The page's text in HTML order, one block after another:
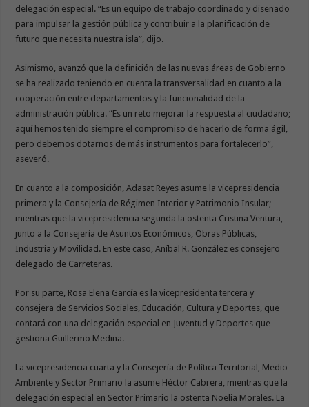
delegación especial. “Es un equipo de trabajo coordinado y diseñado
para impulsar la gestión pública y contribuir a la planificación de
futuro que necesita nuestra isla”, dijo.
Asimismo, avanzó que la definición de las nuevas áreas de Gobierno
se ha realizado teniendo en cuenta la transversalidad en cuanto a la
cooperación entre departamentos y la funcionalidad de la
administración pública. “Es un reto mejorar la respuesta al ciudadano;
aquí hemos tenido siempre el compromiso de hacerlo de forma ágil,
pero debemos dotarnos de más instrumentos para fortalecerlo”,
aseveró.
En cuanto a la composición, Adasat Reyes asume la vicepresidencia
primera y la Consejería de Régimen Interior y Patrimonio Insular;
mientras que la vicepresidencia segunda la ostenta Cristina Ventura,
junto a la Consejería de Asuntos Económicos, Obras Públicas,
Industria y Movilidad. En este caso, Aníbal R. González es consejero
delegado de Carreteras.
Por su parte, Rosa Elena García es la vicepresidenta tercera y
consejera de Servicios Sociales, Educación, Cultura y Deportes, que
contará con una delegación especial en Juventud y Deportes que
gestiona Guillermo Medina.
La vicepresidencia cuarta y la Consejería de Política Territorial, Medio
Ambiente y Sector Primario la asume Héctor Cabrera, mientras que la
delegación especial en Sector Primario la ostenta Noelia Morales. La